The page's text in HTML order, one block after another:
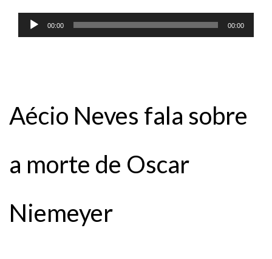
Tocador
de
00:00 00:00
Aécio Neves fala sobre
a morte de Oscar
Niemeyer